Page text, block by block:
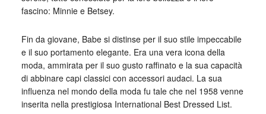
fascino: Minnie e Betsey.
Fin da giovane, Babe si distinse per il suo stile impeccabile
e il suo portamento elegante. Era una vera icona della
moda, ammirata per il suo gusto raffinato e la sua capacità
di abbinare capi classici con accessori audaci. La sua
influenza nel mondo della moda fu tale che nel 1958 venne
inserita nella prestigiosa International Best Dressed List.